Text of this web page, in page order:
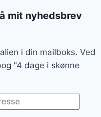
mit nyhedsbrev
i din mailboks. Ved
"4 dage i skønne